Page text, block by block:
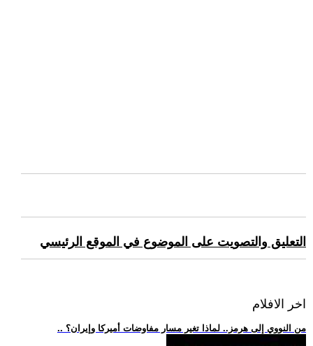
التعليق والتصويت على الموضوع في الموقع الرئيسي
اخر الافلام
.. من النووي إلى هرمز.. لماذا تغير مسار مفاوضات أميركا وإيران؟